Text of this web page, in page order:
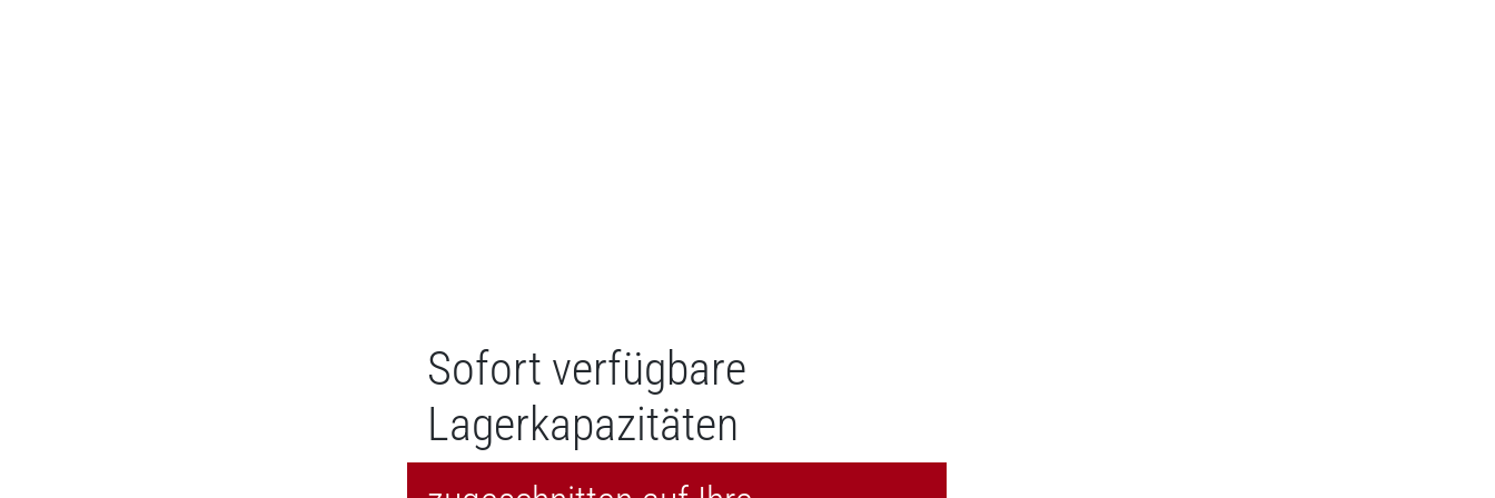
Sofort verfügbare
Lagerkapazitäten